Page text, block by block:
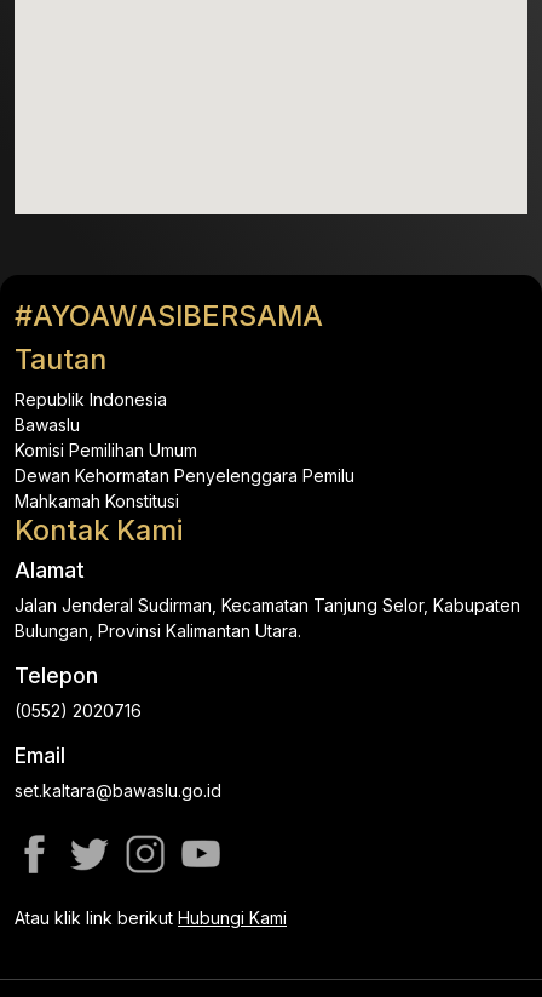
#AYOAWASIBERSAMA
Tautan
Republik Indonesia
Bawaslu
Komisi Pemilihan Umum
Dewan Kehormatan Penyelenggara Pemilu
Mahkamah Konstitusi
Kontak Kami
Alamat
Jalan Jenderal Sudirman, Kecamatan Tanjung Selor, Kabupaten
Bulungan, Provinsi Kalimantan Utara.
Telepon
(0552) 2020716
Email
set.kaltara@bawaslu.go.id
Atau klik link berikut Hubungi Kami